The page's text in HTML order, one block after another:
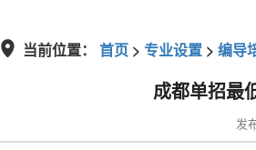
 当前位置： 首页 > 专业设置 > 编导
成都单招最
发